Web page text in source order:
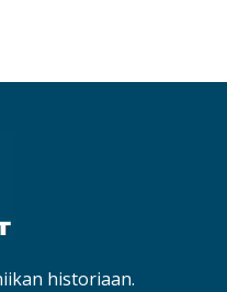
historiaan.